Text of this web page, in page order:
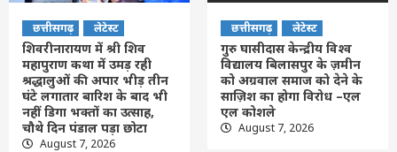
छत्तीसगढ़ लेटेस्ट
शिवरीनारायण में श्री शिव
महापुराण कथा में उमड़ रही
श्रद्धालुओं की अपार भीड़ तीन
घंटे लगातार बारिश के बाद भी
नहीं डिगा भक्तों का उत्साह,
चौथे दिन पंडाल पड़ा छोटा
August 7, 2026
छत्तीसगढ़ लेटेस्ट
गुरु घासीदास केन्द्रीय विश्व
विद्यालय बिलासपुर के ज़मीन
को अग्रवाल समाज को देने के
साज़िश का होगा विरोध –एल
एल कोशले
August 7, 2026